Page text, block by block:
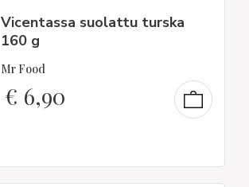
Vicentassa suolattu turska
160 g
Mr Food
€ 6,90